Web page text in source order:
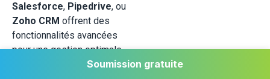
Salesforce, Pipedrive, ou
Zoho CRM offrent des
fonctionnalités avancées
pour une gestion optimale
des relations clients.Soumission gratuite